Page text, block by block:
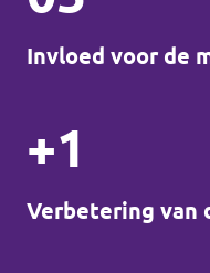
Invloed voor de
+1
Verbetering van